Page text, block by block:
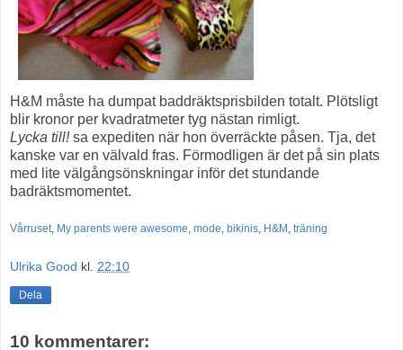
H&M måste ha dumpat baddräktsprisbilden totalt. Plötsligt
blir kronor per kvadratmeter tyg nästan rimligt.
Lycka till!sa expediten när hon överräckte påsen. Tja, det
kanske var en välvald fras. Förmodligen är det på sin plats
med lite välgångsönskningar inför det stundande
badräktsmomentet.
Vårruset, My parents were awesome, mode, bikinis, H&M , träning
Ulrika Good kl. 22:10
Dela
10 kommentarer: